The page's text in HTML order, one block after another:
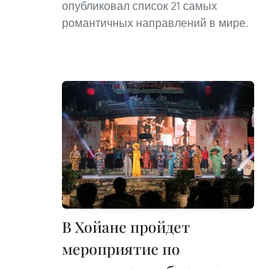
опубликовал список 21 самых
романтичных направлений в мире.
В Хойане пройдет
мероприятие по